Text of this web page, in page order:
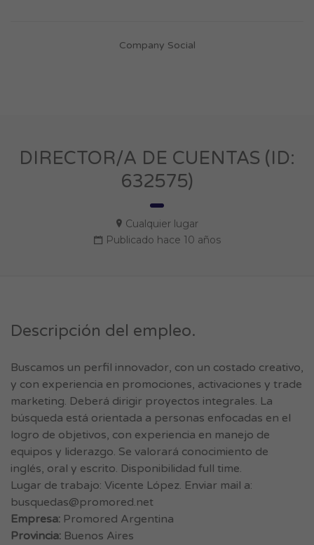
Company Social
DIRECTOR/A DE CUENTAS (ID:
632575)
Cualquier lugar
Publicado hace 10 años
Descripción del empleo.
Buscamos un perfil innovador, con un costado creativo,
y con experiencia en promociones, activaciones y trade
marketing. Deberá dirigir proyectos integrales. La
búsqueda está orientada a personas enfocadas en el
logro de objetivos, con experiencia en manejo de
equipos y liderazgo. Se valorará conocimiento de
inglés, oral y escrito. Disponibilidad full time.
Lugar de trabajo: Vicente López. Enviar mail a:
busquedas@promored.net
Empresa: Promored Argentina
Provincia: Buenos Aires